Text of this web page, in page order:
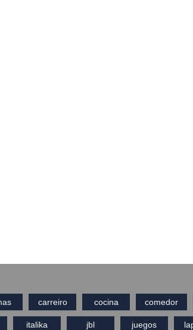
carreiro cocina comedor
italika jbl juegos